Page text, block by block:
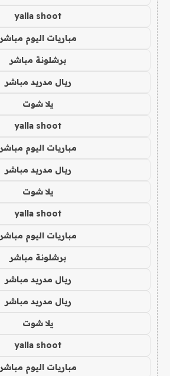
yalla shoot
مباريات اليوم مباشر
برشلونة مباشر
ريال مدريد مباشر
يلا شوت
yalla shoot
مباريات اليوم مباشر
ريال مدريد مباشر
يلا شوت
yalla shoot
مباريات اليوم مباشر
برشلونة مباشر
ريال مدريد مباشر
ريال مدريد مباشر
يلا شوت
yalla shoot
مباريات اليوم مباشر